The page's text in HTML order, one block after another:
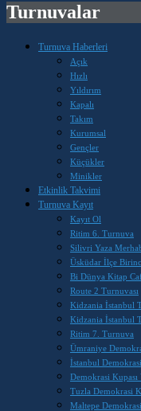
Turnuvalar
Turnuva Haberleri
Açık
Hızlı
Yıldırım
Kapalı
Takım
Kurumsal
Gençler
Küçükler
Minikler
Etkinlik Takvimi
Turnuva Kayıt
Kayıt Ol
Ritim 6. Turnuva
Silivri Yaza
Üsküdar İlçe
Bi Dünya Kitap
Route 2 Turnuvası
Kidzania İstanbul
Kidzania İstanbul
Ritim 7. Turnuva
Ümraniye
İstanbul
Demokrasi Kupası
Tuzla Demokrasi
Maltepe